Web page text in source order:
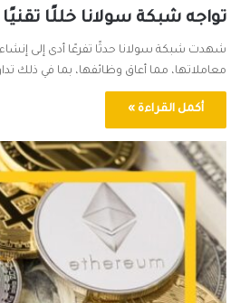
تواجه شبكة سولانا خللًا
شهدت شبكة سولانا حدثًا تفرعًا أدى إلى
معاملاتها، مما أعاق وظائفها، بما في ذلك
أكمل القراءة »